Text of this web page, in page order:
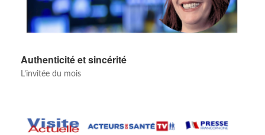
Authenticité et sincérité
L’invitée du mois